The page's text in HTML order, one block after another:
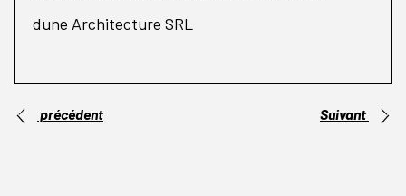
dune Architecture SRL
précédent Suivant